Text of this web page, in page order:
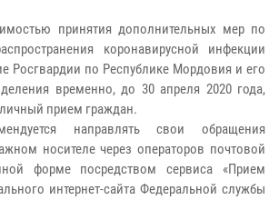
принятия дополнительных мер по
коронавирусной инфекции
Росгвардии по Республике Мордовия и его
временно, до 30 апреля 2020 года,
прием граждан.
направлять свои обращения
носителе через операторов почтовой
форме посредством сервиса «Прием
интернет-сайта Федеральной службы